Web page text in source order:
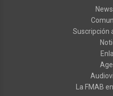
Suscripción
La FMAB